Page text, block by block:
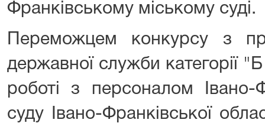
Франківському міському суді.
Переможцем конкурсу з
державної служби категорії
роботі з персоналом Івано-
суду Івано-Франківської